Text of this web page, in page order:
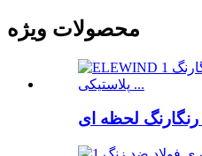
محصولات ویژه